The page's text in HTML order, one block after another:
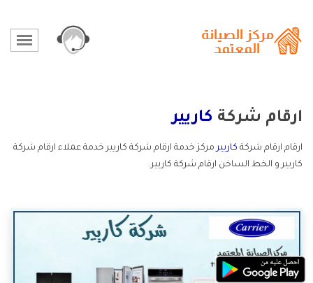
ارقام شركة كاريير
ارقام ارقام شركة كارييرمركز خدمة ارقام شركة كاريير خدمة عملاء ارقام شركة
كاريير و الخط الساخن ارقام شركة كاريير.